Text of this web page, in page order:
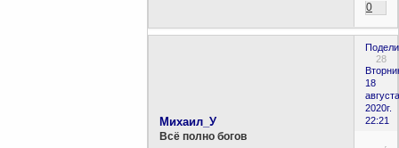
0
28
18
2020г.
22:21
Михаил_У
Всё полно богов